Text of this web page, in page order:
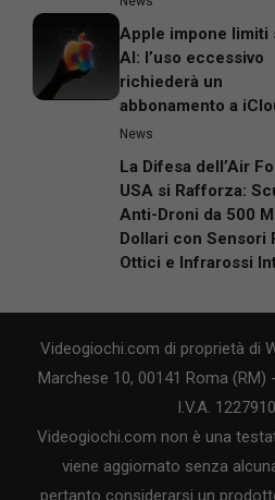
Apple impone limiti
AI: l’uso eccessivo
richiederà un
abbonamento a
News
La Difesa dell’Air
USA si Rafforza:
Anti-Droni da 500
Dollari con Sensori
Ottici e Infrarossi
Videogiochi.com di proprietà di
Marchese 10, 00141 Roma
I.V.A.
Videogiochi.com non è una
viene aggiornato senza
pertanto considerarsi un